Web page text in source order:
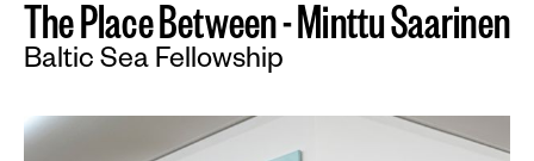
ThePlaceBetween-MinttuSaarinen
Baltic Sea Fellowship